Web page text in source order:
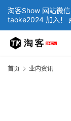
淘客Show 网站微
taoke2024 加入！
首页 业内资讯